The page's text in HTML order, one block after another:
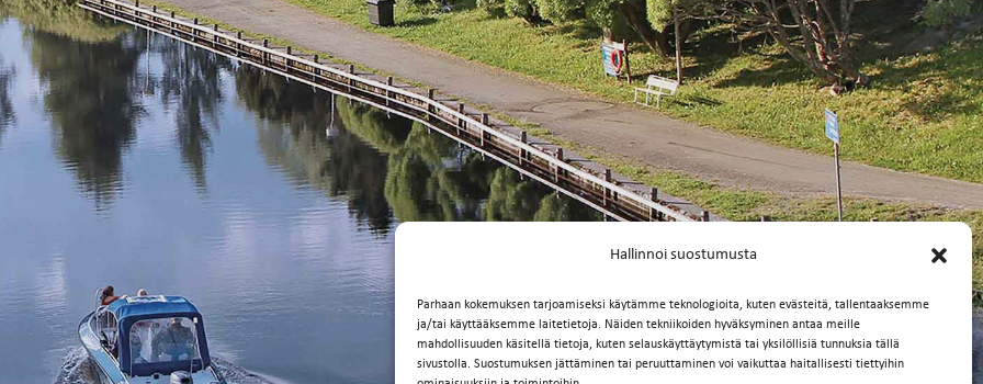
Hallinnoi suostumusta
Parhaan kokemuksen tarjoamiseksi käytämme teknologioita, kuten evästeitä, tallentaaksemme
ja/tai käyttääksemme laitetietoja. Näiden tekniikoiden hyväksyminen antaa meille
mahdollisuuden käsitellä tietoja, kuten selauskäyttäytymistä tai yksilöllisiä tunnuksia tällä
sivustolla. Suostumuksen jättäminen tai peruuttaminen voi vaikuttaa haitallisesti tiettyihin